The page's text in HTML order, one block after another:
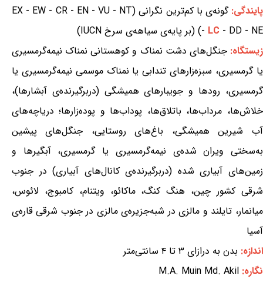
پایندگی:
گونه‌ی با کم‌ترین نگرانی (EX - EW - CR - EN - VU - NT
- LC - DD - NE) (بر پایه‌ی سیاهه‌ی سرخ IUCN)
زیستگاه:جنگل‌های دشت نمناک و کوهستانی نمناک نیمه‌گرمسیری
یا گرمسیری، سبزه‌زارهای تندابی یا نمناک موسمی نیمه‌گرمسیری یا
گرمسیری، رودها و جویبارهای همیشگی (دربرگیرنده‌ی آبشارها)،
خلاش‌ها، مرداب‌ها، باتلاق‌ها، پوداب‌ها و پوده‌زارها؛ دریاچه‌های
آب شیرین همیشگی، باغ‌های روستایی، جنگل‌های پیشین
به‌سختی ویران شده‌ی نیمه‌گرمسیری یا گرمسیری، آبگیرها و
زمین‌های آبیاری شده (دربرگیرنده‌ی کانال‌های آبیاری) در جنوب
شرقی کشور چین، هنگ کنگ، ماکائو، ویتنام، کامبوج، لائوس،
میانمار، تایلند و مالزی در شبه‌جزیره‌ی مالزی در جنوب شرقی قاره‌ی
آسیا
اندازه: بدن به درازای ۳ تا ۴ سانتی‌متر
نگاره: M.A. Muin Md. Akil